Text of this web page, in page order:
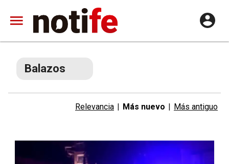
Balazos
Relevancia | Más nuevo | Más antiguo